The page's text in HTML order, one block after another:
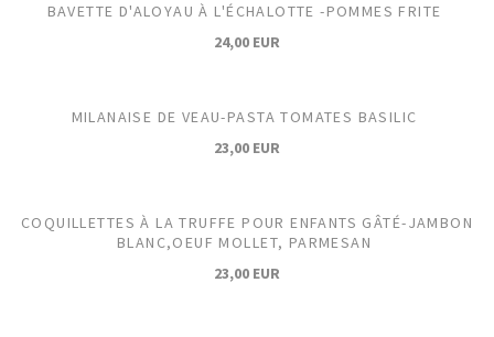
BAVETTE D'ALOYAU À L'ÉCHALOTTE -POMMES FRITE
24,00 EUR
MILANAISE DE VEAU-PASTA TOMATES BASILIC
23,00 EUR
COQUILLETTES À LA TRUFFE POUR ENFANTS GÂTÉ-JAMBON
BLANC,OEUF MOLLET, PARMESAN
23,00 EUR